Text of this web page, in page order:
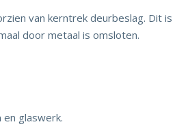
van kerntrek deurbeslag. Dit is
door metaal is omsloten.
glaswerk.